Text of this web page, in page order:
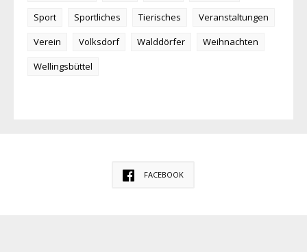
Sport
Sportliches Tierisches
Veranstaltungen
Verein
Volksdorf Walddörfer
Weihnachten
Wellingsbüttel
FACEBOOK